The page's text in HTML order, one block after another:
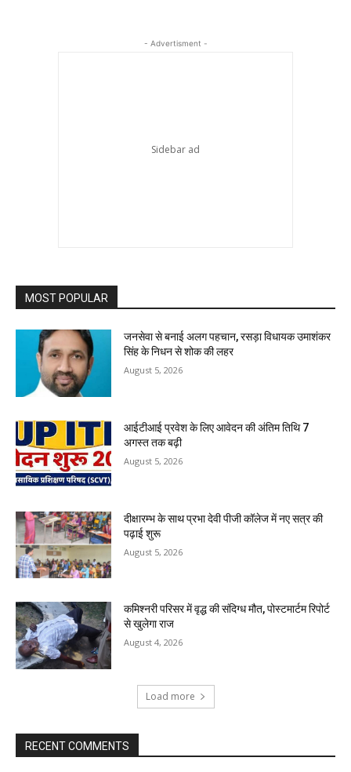
- Advertisment -
MOST POPULAR
जनसेवा से बनाई अलग पहचान, रसड़ा विधायक उमाशंकर
सिंह के निधन से शोक की लहर
August 5, 2026
आईटीआई प्रवेश के लिए आवेदन की अंतिम तिथि 7
अगस्त तक बढ़ी
August 5, 2026
दीक्षारम्भ के साथ प्रभा देवी पीजी कॉलेज में नए सत्र की
पढ़ाई शुरू
August 5, 2026
कमिश्नरी परिसर में वृद्ध की संदिग्ध मौत, पोस्टमार्टम रिपोर्ट
से खुलेगा राज
August 4, 2026
Load more
RECENT COMMENTS